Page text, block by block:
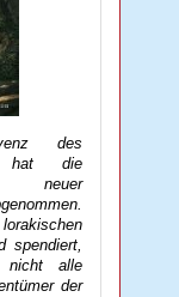
des
hat die
neuer
spendiert,
alle
der